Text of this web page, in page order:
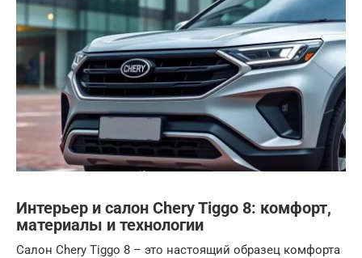
Интерьер и салон Chery Tiggo 8: комфорт,
материалы и технологии
Салон Chery Tiggo 8 – это настоящий образец комфорта